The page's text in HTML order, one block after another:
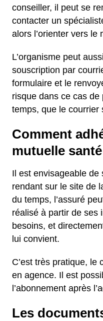
conseiller, il peut se
contacter un
alors l’orienter vers le
L’organisme peut
souscription par
formulaire et le
risque dans ce cas
temps, que le courrier
Comment
mutuelle
Il est envisageable de
rendant sur le site de
du temps, l’assuré
réalisé à partir de ses
besoins, et
lui convient.
C’est très pratique, le
en agence. Il est
l’abonnement après
Les